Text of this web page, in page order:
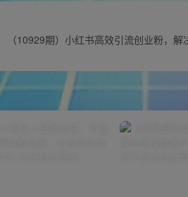
（10929期）小红书高效引流创业粉，